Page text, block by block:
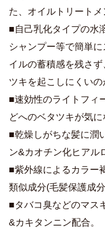
た、オイルトリートメ
■自己乳化タイプの水
シャンプー等で簡単
イルの蓄積感を残さ
ツキを起こしにくいの
■速効性のライトフィ
どへのベタツキが気に
■乾燥しがちな髪に潤
ン&カオチン化ヒアル
■紫外線によるカラー
類似成分(毛髪保護成分
■タバコ臭などのマス
&カキタンニン配合。